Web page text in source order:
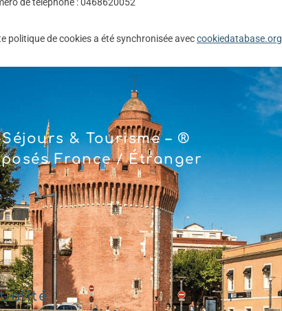
politique de cookies a été synchronisée aveccookiedatabase.org
& Tourisme – ®
France / Étranger